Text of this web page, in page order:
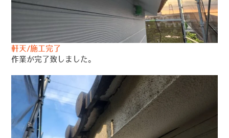
軒天/施工完了
作業が完了致しました。